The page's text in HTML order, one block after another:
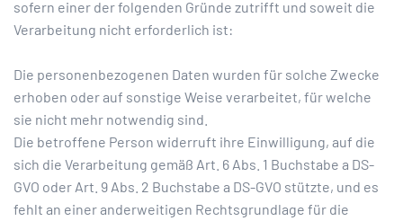
sofern einer der folgenden Gründe zutrifft und soweit die
Verarbeitung nicht erforderlich ist:
Die personenbezogenen Daten wurden für solche Zwecke
erhoben oder auf sonstige Weise verarbeitet, für welche
sie nicht mehr notwendig sind.
Die betroffene Person widerruft ihre Einwilligung, auf die
sich die Verarbeitung gemäß Art. 6 Abs. 1 Buchstabe a DS-
GVO oder Art. 9 Abs. 2 Buchstabe a DS-GVO stützte, und es
fehlt an einer anderweitigen Rechtsgrundlage für die